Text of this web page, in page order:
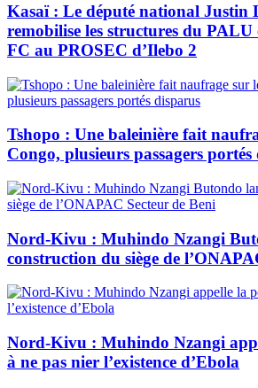
Kasaï : Le député national Justin
remobilise les structures du
FC au PROSEC d’Ilebo 2
Tshopo : Une baleinière fait
Congo, plusieurs passagers
Nord-Kivu : Muhindo Nzangi
construction du siège de
Nord-Kivu : Muhindo Nzangi
à ne pas nier l’existence d’Ebola